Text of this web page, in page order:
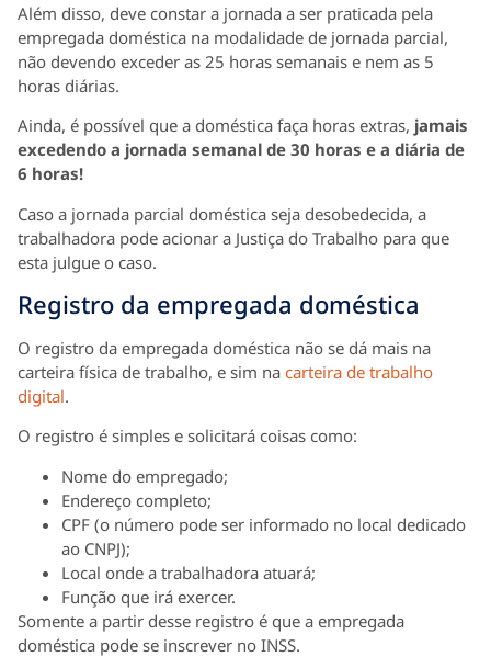
Além disso, deve constar a jornada a ser praticada pela
empregada doméstica na modalidade de jornada parcial,
não devendo exceder as 25 horas semanais e nem as 5
horas diárias.
Ainda, é possível que a doméstica faça horas extras, jamais
excedendo a jornada semanal de 30 horas e a diária de
6 horas!
Caso a jornada parcial doméstica seja desobedecida, a
trabalhadora pode acionar a Justiça do Trabalho para que
esta julgue o caso.
Registro da empregada doméstica
O registro da empregada doméstica não se dá mais na
carteira física de trabalho, e sim na carteira de trabalho
digital.
O registro é simples e solicitará coisas como:
Nome do empregado;
Endereço completo;
CPF (o número pode ser informado no local dedicado
ao CNPJ);
Local onde a trabalhadora atuará;
Função que irá exercer.
Somente a partir desse registro é que a empregada
doméstica pode se inscrever no INSS.